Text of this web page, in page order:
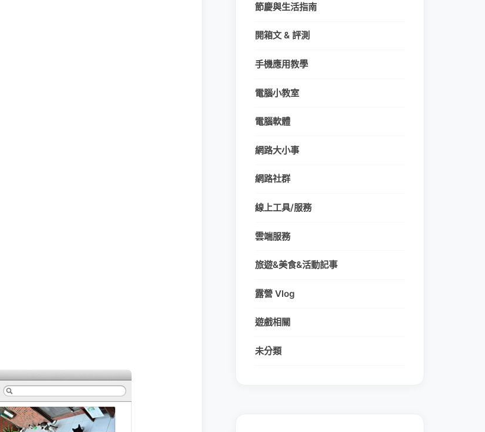
節慶與生活指南
開箱文 & 評測
手機應用教學
電腦小教室
電腦軟體
網路大小事
網路社群
線上工具/服務
雲端服務
旅遊&美食&活動記事
露營 Vlog
遊戲相關
未分類